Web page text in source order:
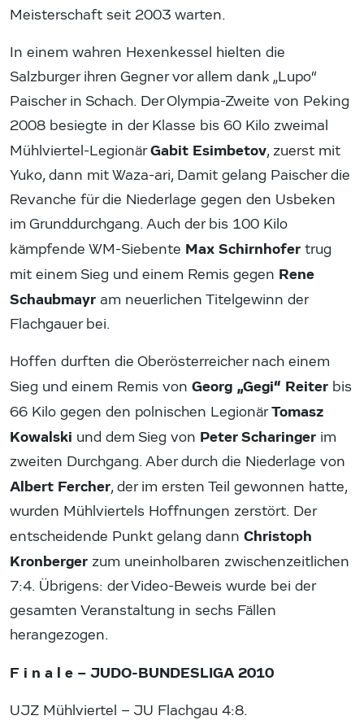
Meisterschaft seit 2003 warten.
In einem wahren Hexenkessel hielten die
Salzburger ihren Gegner vor allem dank „Lupo“
Paischer in Schach. Der Olympia-Zweite von Peking
2008 besiegte in der Klasse bis 60 Kilo zweimal
Mühlviertel-LegionärGabit Esimbetov, zuerst mit
Yuko, dann mit Waza-ari, Damit gelang Paischer die
Revanche für die Niederlage gegen den Usbeken
im Grunddurchgang. Auch der bis 100 Kilo
kämpfende WM-Siebente Max Schirnhofer trug
mit einem Sieg und einem Remis gegen Rene
Schaubmayr am neuerlichen Titelgewinn der
Flachgauer bei.
Hoffen durften die Oberösterreicher nach einem
Sieg und einem Remis von Georg „Gegi“ Reiter bis
66 Kilo gegen den polnischen LegionärTomasz
Kowalski und dem Sieg von Peter Scharinger im
zweiten Durchgang. Aber durch die Niederlage von
Albert Fercher, der im ersten Teil gewonnen hatte,
wurden Mühlviertels Hoffnungen zerstört. Der
entscheidende Punkt gelang dann Christoph
Kronberger zum uneinholbaren zwischenzeitlichen
7:4. Übrigens: der Video-Beweis wurde bei der
gesamten Veranstaltung in sechs Fällen
herangezogen.
F i n a l e – JUDO-BUNDESLIGA 2010
UJZ Mühlviertel – JU Flachgau 4:8.